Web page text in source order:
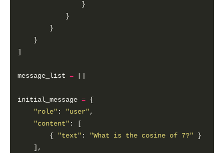
message_list =
initial_message =
"role" : "user"
"content"
        {
"text" : "What is the cosine of 7?"